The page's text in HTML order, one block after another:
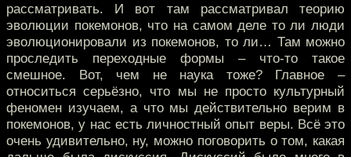
рассматривать. И вот там рассматривал теорию
эволюции покемонов, что на самом деле то ли люди
эволюционировали из покемонов, то ли… Там можно
проследить переходные формы – что-то такое
смешное. Вот, чем не наука тоже? Главное –
относиться серьёзно, что мы не просто культурный
феномен изучаем, а что мы действительно верим в
покемонов, у нас есть личностный опыт веры. Всё это
очень удивительно, ну, можно поговорить о том, какая